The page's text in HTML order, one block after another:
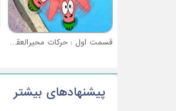
قسمت اول : حرکات محیرالعقول
پیشنهادهای بیشتر